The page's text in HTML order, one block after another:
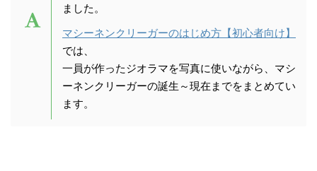
ました。
マシーネンクリーガーのはじめ方【初心者向け】
では、
一員が作ったジオラマを写真に使いながら、マシ
ーネンクリーガーの誕生～現在までをまとめてい
ます。